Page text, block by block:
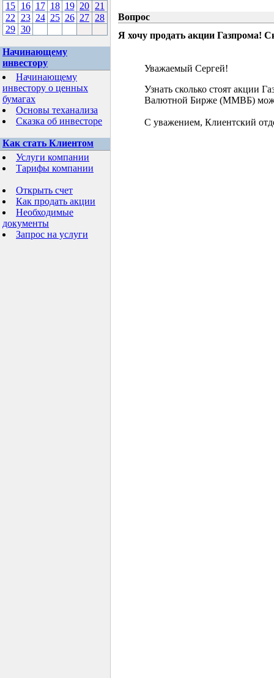
15 16 17 18 19 20 21
22
23 24 25 26 27 28
29 30
Начинающему
инвестору
Начинающему
инвестору о ценных
бумагах
Основы теханализа
Сказка об инвесторе
Как стать Клиентом
Услуги компании
Тарифы компании
Открыть счет
Как продать акции
Необходимые
документы
Запрос на услуги
Вопрос
Я хочу продать акции Газпрома!
Уважаемый Сергей!
Узнать сколько стоят акции
Валютной Бирже (ММВБ)
С уважением, Клиентский